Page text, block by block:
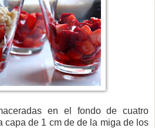
en el fondo de cuatro
capa de 1 cm de de la miga de los